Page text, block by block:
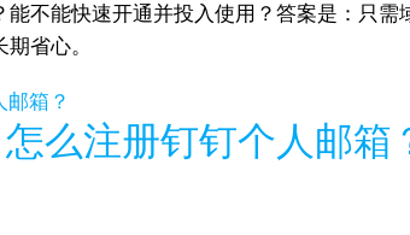
不能快速开通并投入使用？答案是：只
省心。
么注册钉钉个人邮箱